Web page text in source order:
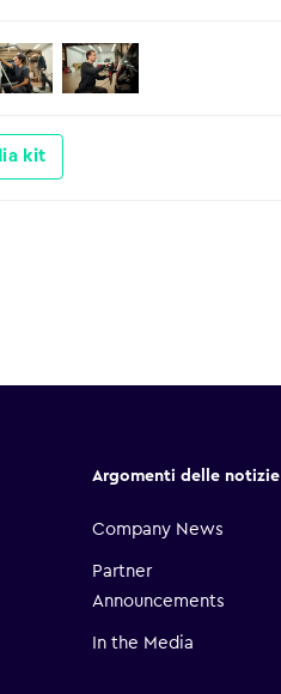
kit
Argomenti delle notizie
Company News
Partner
Announcements
In the Media